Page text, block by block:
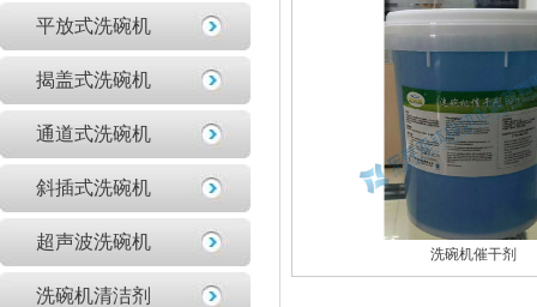
商用洗碗机开机关机操作流程及不合适洗那些餐具
亚钛洗碗机参展第三十三届上海国际酒店及餐饮业博览会
学校食堂采购洗碗机的必要性分析
为什么要选择国产品牌的洗碗机?
洗碗机比手洗更卫生？更节水？更高效？
你们学校还没有用上学校食堂洗碗机吗？
原来洗碗机还能洗菜洗龙虾！
如何正确的使用商用洗碗机确保清洗效果？
为什么不能贪便宜买低价的洗碗机
平放式洗碗机
揭盖式洗碗机
通道式洗碗机
斜插式洗碗机
超声波洗碗机
洗碗机清洁剂
洗碗机催干剂